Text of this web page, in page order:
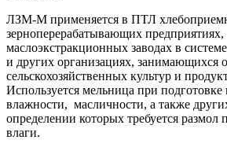
ЛЗМ-М применяется в ПТЛ
зерноперерабатывающих предприятиях,
маслоэкстракционных заводах в системе
и других организациях, занимающихся
сельскохозяйственных культур и
Используется мельница при
влажности, масличности, а также
определении которых требуется размол
влаги.